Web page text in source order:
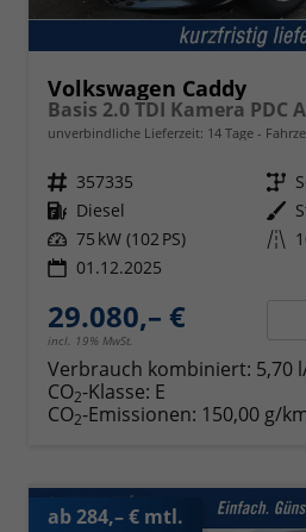
Volkswagen Caddy
Basis 2.0 TDI Kamera PDC
unverbindliche Lieferzeit: 14 Tage
Fahrzeugnr. 357335 Getriebe
Kraftstoff Diesel Außenfarbe
Leistung 75 kW (102 PS) Kilometerstand
01.12.2025
29.080,– €
incl. 19% MwSt.
Verbrauch kombiniert: 5,70
CO2-Klasse: E
CO2-Emissionen: 150,00 g/
ab 284,– € mtl.